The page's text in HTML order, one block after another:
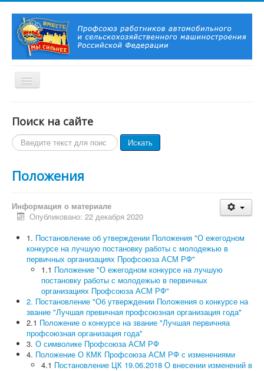
Включить/
выключить
Главная
Главная
О Профсоюзе
Профсоюза
Новости и события
Профсоюзное ТВ
Фотогалерея
Видеоматериалы
Все для Победы
Направления работы
Охрана труда
Социально-трудовые отношения
Отраслевое соглашение по машиностроительному
комплексу РФ
Коллективно-договорная кампания
Обзор ситуации в отрасли
Динамика средней заработной в отрасли
Средняя заработная на предприятиях отрасли
Поиск на сайте
Поиск
по
Искать
Положения
Информация о материале
Опубликовано: 22 декабря 2020
1. Постановление об утверждении Положения "О ежегодном
конкурсе на лучшую постановку работы с молодежью в
первичных организациях Профсоюза АСМ РФ"
1.1 Положение "О ежегодном конкурсе на лучшую
постановку работы с молодежью в первичных
организациях Профсоюза АСМ РФ"
2. Постановление "Об утверждении Положения о конкурсе на
звание "Лучшая превичная профсоюзная организация года"
2.1 Положение о конкурсе на звание "Лучшая первичняа
профсоюзная организация года"
3. О символике Профсоюза АСМ РФ
4. Положение О КМК Профсоюза АСМ РФ с изменениями
4.1 Постановление ЦК 19.06.2018 О внесении изменений в